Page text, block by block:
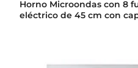
Horno Microondas con 8
eléctrico de 45 cm con